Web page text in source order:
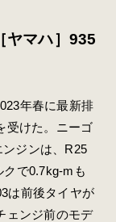
ヤマハ］935
年春に最新排
受けた。ニーゴ
ジンは、R25
で0.7kg-mも
は前後タイヤが
ェンジ前のモデ